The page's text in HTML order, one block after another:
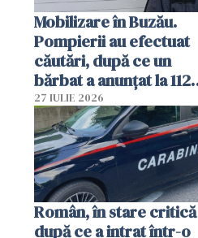
Mobilizare în Buzău.
Pompierii au efectuat
căutări, după ce un
bărbat a anunțat la 112
că a văzut un obiect
luminos
27 IULIE 2026
Român, în stare critică
după ce a intrat într-o